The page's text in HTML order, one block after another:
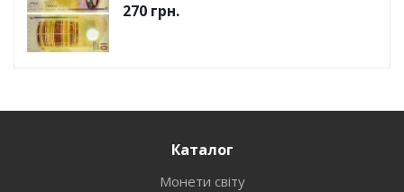
270 грн.
Каталог
Монети світу